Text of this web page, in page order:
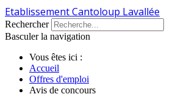
Etablissement Cantoloup Lavallée
Rechercher
Basculer la navigation
Vous êtes ici :
Accueil
Offres d'emploi
Avis de concours